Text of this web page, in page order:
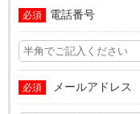
必須 電話番号
必須 メールアドレス